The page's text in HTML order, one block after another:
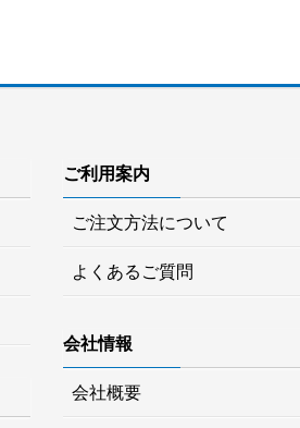
ご利用案内
ご注文方法について
よくあるご質問
会社情報
会社概要